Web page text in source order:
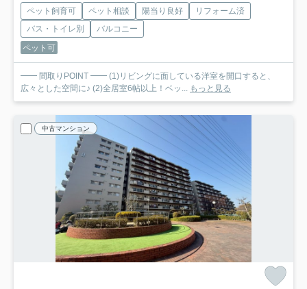
ペット飼育可 ペット相談 陽当り良好
リフォーム済
バス・トイレ別
バルコニー
ペット可
━━ 間取りPOINT ━━ (1)リビングに面している洋室を開口すると、
広々とした空間に♪ (2)全居室6帖以上！ベッ... もっと見る
中古マンション